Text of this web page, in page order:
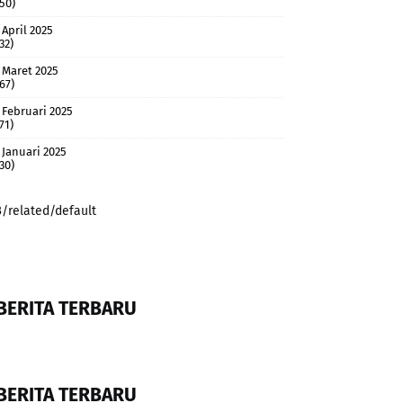
April 2025
Maret 2025
Februari 2025
Januari 2025
related/default
TERBARU
TERBARU